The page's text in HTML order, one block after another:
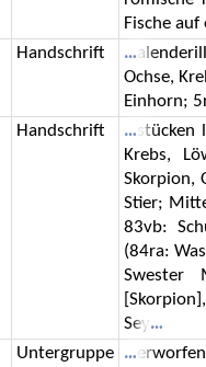
Fische
Handschrift
Ochse,
Einhorn;
Handschrift
stücken
Krebs,
Skorpion,
Stier;
83vb:
(84ra:
Swester
Sey
Untergruppe